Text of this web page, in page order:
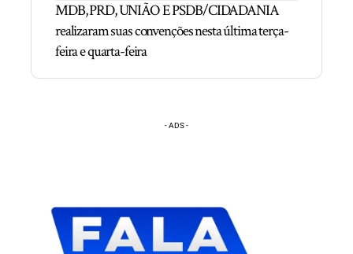
MDB, PRD, UNIÃO E PSDB/CIDADANIA
realizaram suas convenções nesta última terça-
feira e quarta-feira
- ADS -